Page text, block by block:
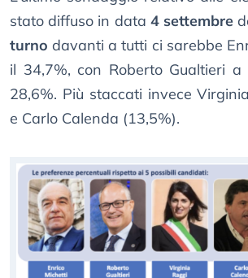
stato diffuso in data 4 settembre
turno davanti a tutti ci sarebbe
il 34,7%, con Roberto Gualtieri a
28,6%. Più staccati invece
e Carlo Calenda (13,5%).